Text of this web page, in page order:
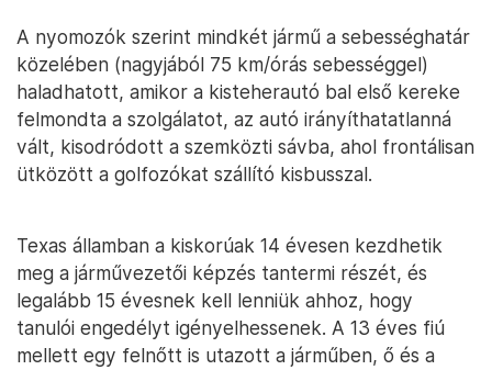
A nyomozók szerint mindkét jármű a sebességhatár
közelében (nagyjából 75 km/órás sebességgel)
haladhatott, amikor a kisteherautó bal első kereke
felmondta a szolgálatot, az autó irányíthatatlanná
vált, kisodródott a szemközti sávba, ahol frontálisan
ütközött a golfozókat szállító kisbusszal.
Texas államban a kiskorúak 14 évesen kezdhetik
meg a járművezetői képzés tantermi részét, és
legalább 15 évesnek kell lenniük ahhoz, hogy
tanulói engedélyt igényelhessenek. A 13 éves fiú
mellett egy felnőtt is utazott a járműben, ő és a